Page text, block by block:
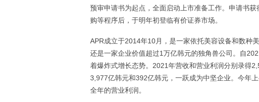
预审申请书为起点，全面启动上市准备工作。申请书
购等程序后，于明年初登临有价证券市场。
APR成立于2014年10月，是一家依托美容设备和数种
还是一家企业价值超过1万亿韩元的独角兽公司。自
着爆炸式增长态势。2021年营收和营业利润分别录得
3,977亿韩元和392亿韩元，一跃成为中坚企业。今年
全年的营业利润。